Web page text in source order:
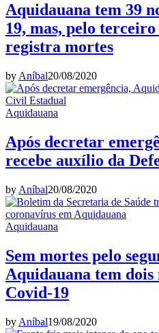
Aquidauana tem 39
19, mas, pelo
registra mortes
by Aníbal20/08/2020
Aquidauana
Após decretar
recebe auxílio da
by Aníbal20/08/2020
Aquidauana
Sem mortes pelo
Aquidauana tem dois
Covid-19
by Aníbal19/08/2020